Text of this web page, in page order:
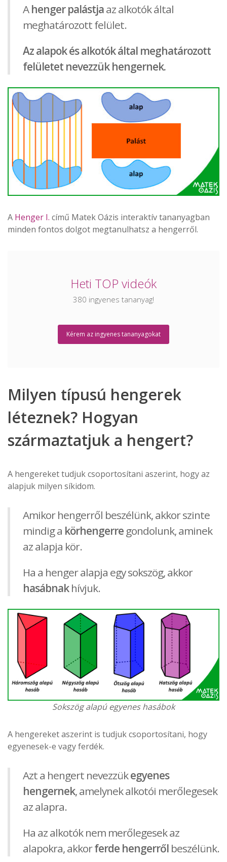
Ahenger palástjaaz alkotók által
meghatározott felület.
Az alapok és alkotók által meghatározott
felületet nevezzük hengernek.
A Henger I. című Matek Oázis interaktív tananyagban
minden fontos dolgot megtanulhatsz a hengerről.
INGYENES tananyagok
KÓDOLATLAN hétvégék
Tanulási TIPPEK
KÜLÖNLEGES ajánlatok
380 ingyenes tananyag!
Kérem az ingyenes tananyagokat
Milyen típusú hengerek
léteznek? Hogyan
származtatjuk a hengert?
A hengereket tudjuk csoportosítani aszerint, hogy az
alapjuk milyen síkidom.
Amikor hengerről beszélünk, akkor szinte
mindig a körhengerre gondolunk, aminek
az alapja kör.
Ha a henger alapja egy sokszög, akkor
hasábnakhívjuk.
Sokszög alapú egyenes hasábok
A hengereket aszerint is tudjuk csoportosítani, hogy
egyenesek-e vagy ferdék.
Azt a hengert nevezzükegyenes
hengernek, amelynek alkotói merőlegesek
az alapra.
Ha az alkotók nem merőlegesek az
alapokra, akkorferde hengerről beszélünk.